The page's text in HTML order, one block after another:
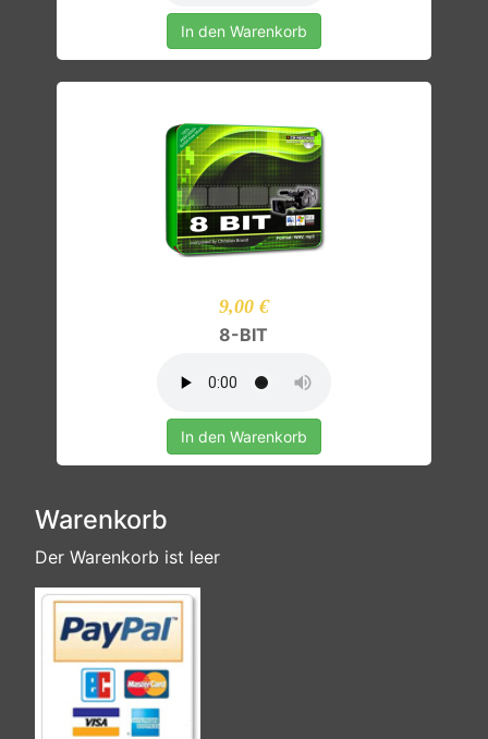
In den Warenkorb
9,00 €
8-BIT
In den Warenkorb
Warenkorb
Der Warenkorb ist leer